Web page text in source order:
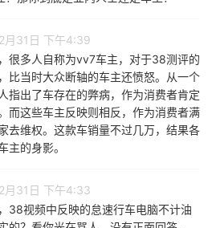
月31日 下午4:39
很多人自称为vv7车主，对于38测评的
比当时大众断轴的车主还愤怒。从一个
指出了车存在的弊病，作为消费者肯定
而这些车主反映则相反，作为消费者满
去维权。这款车销量不过几万，结果各
主的身影。
月31日 下午4:33
38视频中反映的怠速行车电脑不计油
的？看你光在骂人，没有正面回答。